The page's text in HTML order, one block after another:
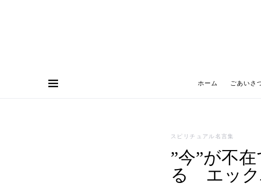
ホーム ごあいさ
Search for:
スピリチュアル名言集
”今”が不
る エック